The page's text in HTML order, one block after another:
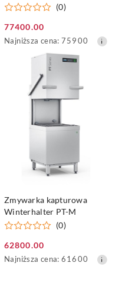
(0)
Cena
promocyjna:
77400.00
Najniższa
Najniższa cena: 75900
Zmywarka kapturowa
Winterhalter PT-M
(0)
Cena
promocyjna:
62800.00
Najniższa
Najniższa cena: 61600